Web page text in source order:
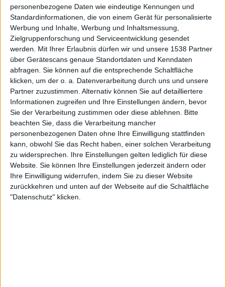
personenbezogene Daten wie eindeutige Kennungen und
Standardinformationen, die von einem Gerät für personalisierte
Werbung und Inhalte, Werbung und Inhaltsmessung,
Zielgruppenforschung und Serviceentwicklung gesendet
werden.
Mit Ihrer Erlaubnis dürfen wir und unsere 1538 Partner
über Gerätescans genaue Standortdaten und Kenndaten
abfragen. Sie können auf die entsprechende Schaltfläche
klicken, um der o. a. Datenverarbeitung durch uns und unsere
Partner zuzustimmen. Alternativ können Sie auf detailliertere
Informationen zugreifen und Ihre Einstellungen ändern, bevor
Sie der Verarbeitung zustimmen oder diese ablehnen.
Bitte
beachten Sie, dass die Verarbeitung mancher
personenbezogenen Daten ohne Ihre Einwilligung stattfinden
kann, obwohl Sie das Recht haben, einer solchen Verarbeitung
zu widersprechen. Ihre Einstellungen gelten lediglich für diese
Website. Sie können Ihre Einstellungen jederzeit ändern oder
Ihre Einwilligung widerrufen, indem Sie zu dieser Website
zurückkehren und unten auf der Webseite auf die Schaltfläche
"Datenschutz" klicken.
verzaubert mit wunderschönen Melodien. Auch „Death Of
A King“ weicht vom typischen Muster der letzten Jahre ab,
und führt den Hörer einerseits zu seligen„Elegy“
(!!!) zurück, andererseits fühlt man sich natürlich auch ein
wenig an ORPHANED LAND erinnert. Das liegt an der auf
einer elektrischen Sitar gespielten orientalischen Melodie
sowie der detailverliebten, ausufernden Spielfreude; ein
sehr gefühlvoller, progressiver Song! „Sacrifice“ dagegen
ist vom Charakter eine typische AMORPHIS-Radiosingle,
höchst eingängig, simpel strukturiert, nicht zu hart,
kraftvoller Refrain, toller Ohrwurm. Das treibende „Tree
Of Ages“ ist das folkigste Stück auf „Under The Red
Cloud“, hier steht vor allem die Flöte, gespielt von
Gastmusiker Chrigel Glanzmann von ELUVEITIE,
besonders im Fokus. Das abschließende, melancholisch-
dynamische „White Night“ überrascht mit der elfenhaft
sanften Stimme von Aleah Stanbridge (TREES OF